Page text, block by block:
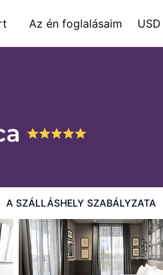
Az én foglalásaim USD
A SZÁLLÁSHELY SZABÁLYZATA